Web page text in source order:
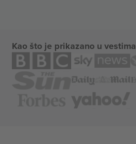
Kao što je prikazano u vestima